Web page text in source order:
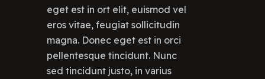
eget est in ort elit, euismod vel
eros vitae, feugiat sollicitudin
magna. Donec eget est in orci
pellentesque tincidunt. Nunc
sed tincidunt justo, in varius